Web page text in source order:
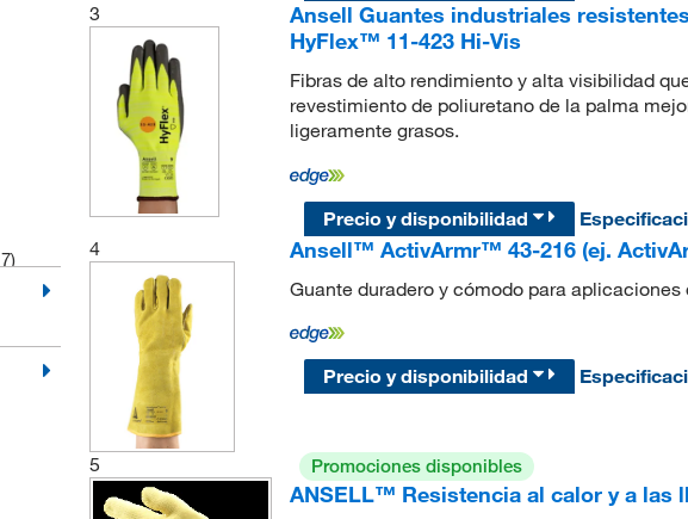
3
Ansell Guantes industriales
HyFlex™ 11-423 Hi-Vis
Fibras de alto rendimiento y alta visibilidad
revestimiento de poliuretano de la palma
ligeramente grasos.
Precio y disponibilidad
4
Ansell™ ActivArmr™ 43-216 (ej.
Guante duradero y cómodo para aplicaciones
Precio y disponibilidad
5 Promociones disponibles
ANSELL™ Resistencia al calor y a las